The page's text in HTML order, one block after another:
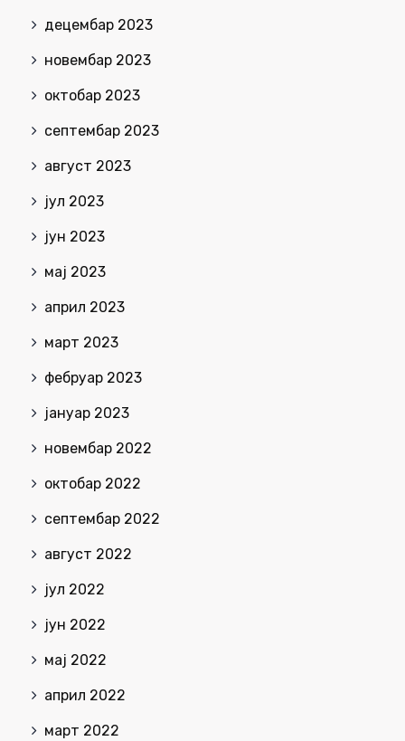
децембар 2023
новембар 2023
октобар 2023
септембар 2023
август 2023
јул 2023
јун 2023
мај 2023
април 2023
март 2023
фебруар 2023
јануар 2023
новембар 2022
октобар 2022
септембар 2022
август 2022
јул 2022
јун 2022
мај 2022
април 2022
март 2022